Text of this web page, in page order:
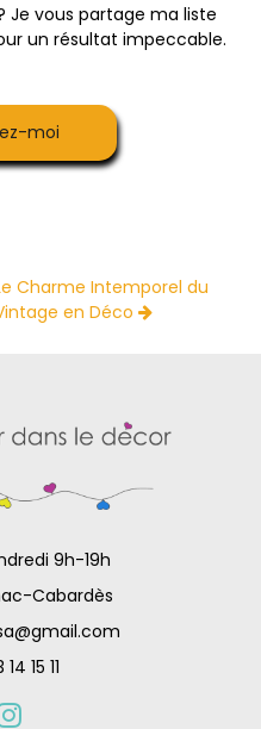
Je vous partage ma liste
un résultat impeccable.
moi
Charme Intemporel du
en Déco
9h-19h
Cabardès
15 11